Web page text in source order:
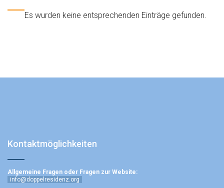
Es wurden keine entsprechenden Einträge gefunden.
Kontaktmöglichkeiten
Allgemeine Fragen oder Fragen zur Website:
info@doppelresidenz.org